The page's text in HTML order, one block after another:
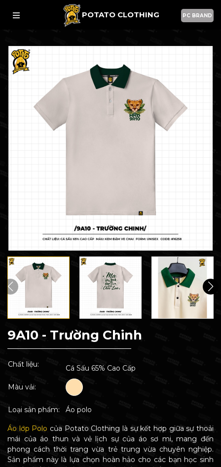
POTATO CLOTHING PC BRAND
9A10 - Trường Chinh
Chất liệu: Cá Sấu 65% Cao Cấp
Màu vải:
Loại sản phẩm: Áo polo
Áo lớp Polo của Potato Clothing là sự kết hợp giữa sự thoải
mái của áo thun và vẻ lịch sự của áo sơ mi, mang đến
phong cách thời trang vừa trẻ trung vừa chuyên nghiệp.
Sản phẩm này là lựa chọn hoàn hảo cho các bạn học sinh